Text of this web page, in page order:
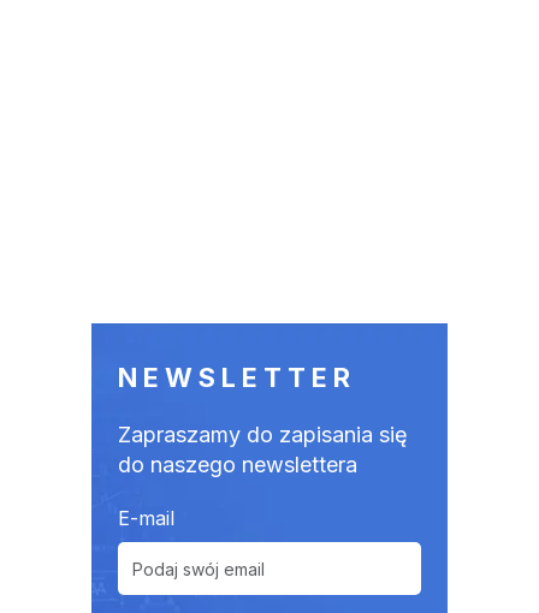
NEWSLETTER
Zapraszamy do zapisania się
do naszego newslettera
E-mail